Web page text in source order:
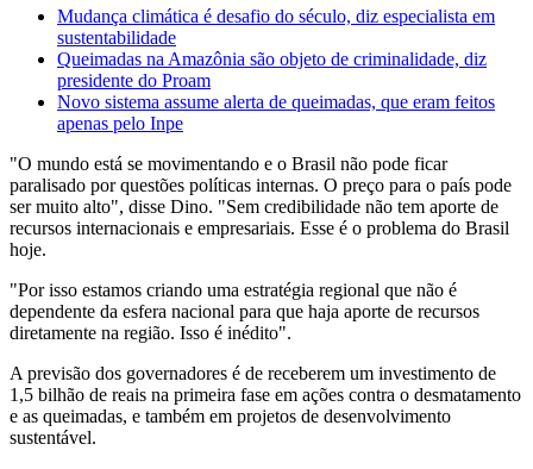
Mudança climática é desafio do século, diz especialista em
sustentabilidade
Queimadas na Amazônia são objeto de criminalidade, diz
presidente do Proam
Novo sistema assume alerta de queimadas, que eram feitos
apenas pelo Inpe
"O mundo está se movimentando e o Brasil não pode ficar
paralisado por questões políticas internas. O preço para o país pode
ser muito alto", disse Dino. "Sem credibilidade não tem aporte de
recursos internacionais e empresariais. Esse é o problema do Brasil
hoje.
"Por isso estamos criando uma estratégia regional que não é
dependente da esfera nacional para que haja aporte de recursos
diretamente na região. Isso é inédito".
A previsão dos governadores é de receberem um investimento de
1,5 bilhão de reais na primeira fase em ações contra o desmatamento
e as queimadas, e também em projetos de desenvolvimento
sustentável.